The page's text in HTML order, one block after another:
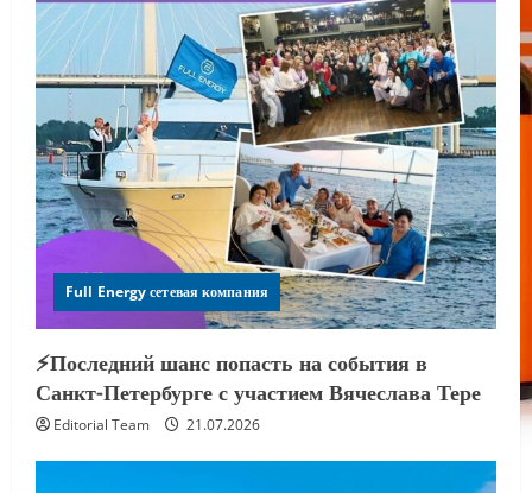
Full Energy сетевая компания
⚡️Последний шанс попасть на события в
Санкт-Петербурге с участием Вячеслава Тере
Editorial Team 21.07.2026